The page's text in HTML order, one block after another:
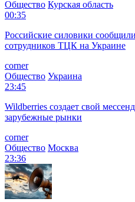
Общество Курская область
00:35
Российские силовики
сотрудников ТЦК на Украине
corner
Общество Украина
23:45
Wildberries создает свой
зарубежные рынки
corner
Общество Москва
23:36